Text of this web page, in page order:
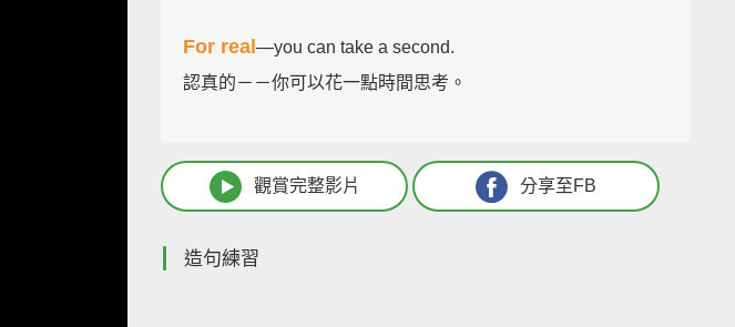
For real—you can take a second.
認真的－－你可以花一點時間思考。
觀賞完整影片 分享至FB
造句練習